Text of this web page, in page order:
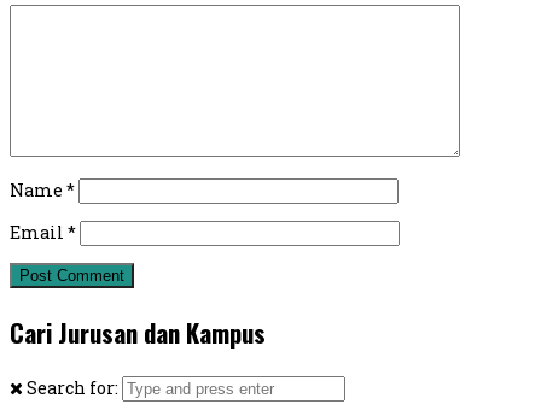
Name *
Email *
Cari Jurusan dan Kampus
Search for: